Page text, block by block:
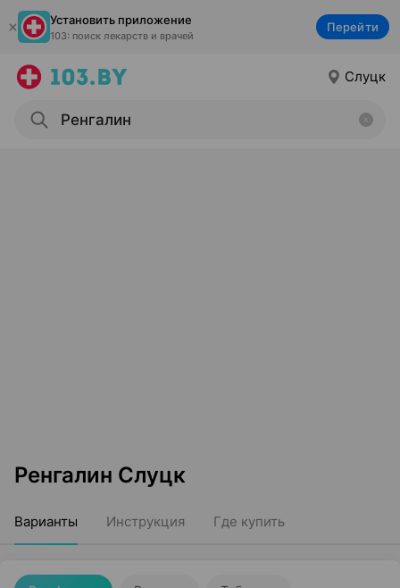
Установить приложение
103: поиск лекарств и врачей
Перейти
Слуцк
Ренгалин Слуцк
Варианты Инструкция Где купить